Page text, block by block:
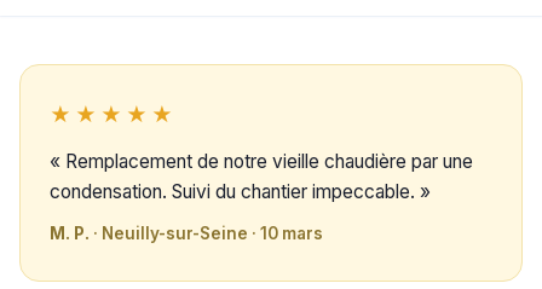
★★★★★
« Remplacement de notre vieille chaudière par une
condensation. Suivi du chantier impeccable. »
M. P. · Neuilly-sur-Seine · 10 mars